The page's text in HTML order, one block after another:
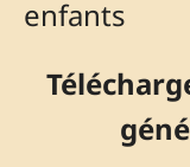
enfants